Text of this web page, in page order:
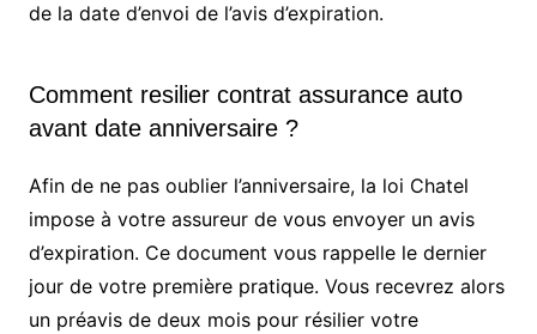
de la date d’envoi de l’avis d’expiration.
Comment resilier contrat assurance auto
avant date anniversaire ?
Afin de ne pas oublier l’anniversaire, la loi Chatel
impose à votre assureur de vous envoyer un avis
d’expiration. Ce document vous rappelle le dernier
jour de votre première pratique. Vous recevrez alors
un préavis de deux mois pour résilier votre